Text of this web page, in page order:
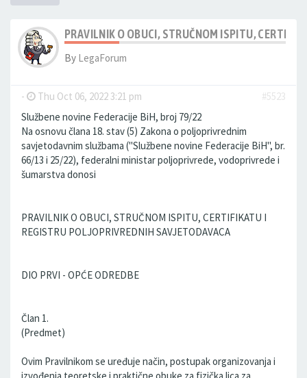
PRAVILNIK O OBUCI, STRUČNOM ISPITU,
By LegaForum
- Thu Oct 06, 2022 3:21 pm
#5523
Službene novine Federacije BiH, broj 79/22
Na osnovu člana 18. stav (5) Zakona o poljoprivrednim
savjetodavnim službama ("Službene novine Federacije BiH", br.
66/13 i 25/22), federalni ministar poljoprivrede, vodoprivrede i
šumarstva donosi
PRAVILNIK O OBUCI, STRUČNOM ISPITU, CERTIFIKATU I
REGISTRU POLJOPRIVREDNIH SAVJETODAVACA
DIO PRVI - OPĆE ODREDBE
Član 1.
(Predmet)
Ovim Pravilnikom se uređuje način, postupak organizovanja i